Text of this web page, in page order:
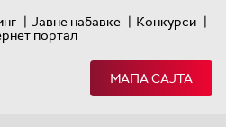
| Јавне набавке | Конкурси |
портал
МАПА САЈТА